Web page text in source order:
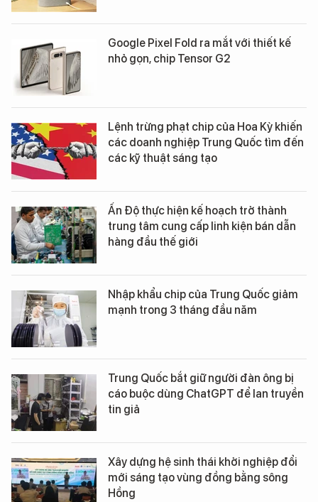
Google Pixel Fold ra mắt với thiết kế
nhỏ gọn, chip Tensor G2
Lệnh trừng phạt chip của Hoa Kỳ khiến
các doanh nghiệp Trung Quốc tìm đến
các kỹ thuật sáng tạo
Ấn Độ thực hiện kế hoạch trở thành
trung tâm cung cấp linh kiện bán dẫn
hàng đầu thế giới
Nhập khẩu chip của Trung Quốc giảm
mạnh trong 3 tháng đầu năm
Trung Quốc bắt giữ người đàn ông bị
cáo buộc dùng ChatGPT để lan truyền
tin giả
Xây dựng hệ sinh thái khởi nghiệp đổi
mới sáng tạo vùng đồng bằng sông
Hồng